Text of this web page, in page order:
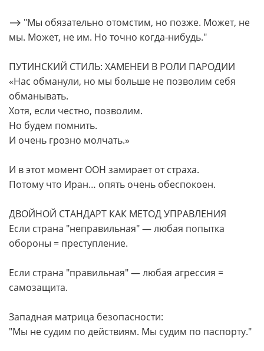
⟶ "Мы обязательно отомстим, но позже. Может, не
мы. Может, не им. Но точно когда-нибудь."
ПУТИНСКИЙ СТИЛЬ: ХАМЕНЕИ В РОЛИ ПАРОДИИ
«Нас обманули, но мы больше не позволим себя
обманывать.
Хотя, если честно, позволим.
Но будем помнить.
И очень грозно молчать.»
И в этот момент ООН замирает от страха.
Потому что Иран… опять очень обеспокоен.
ДВОЙНОЙ СТАНДАРТ КАК МЕТОД УПРАВЛЕНИЯ
Если страна "неправильная" — любая попытка
обороны = преступление.
Если страна "правильная" — любая агрессия =
самозащита.
Западная матрица безопасности:
"Мы не судим по действиям. Мы судим по паспорту."